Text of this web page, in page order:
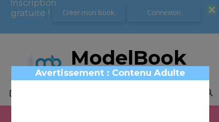
Inscription
gratuite !
Créer mon book Connexion
ModelBook
Book photo modèles
Inscription
gratuite !
Créer mon book Connexion
Avertissement : Contenu Adulte